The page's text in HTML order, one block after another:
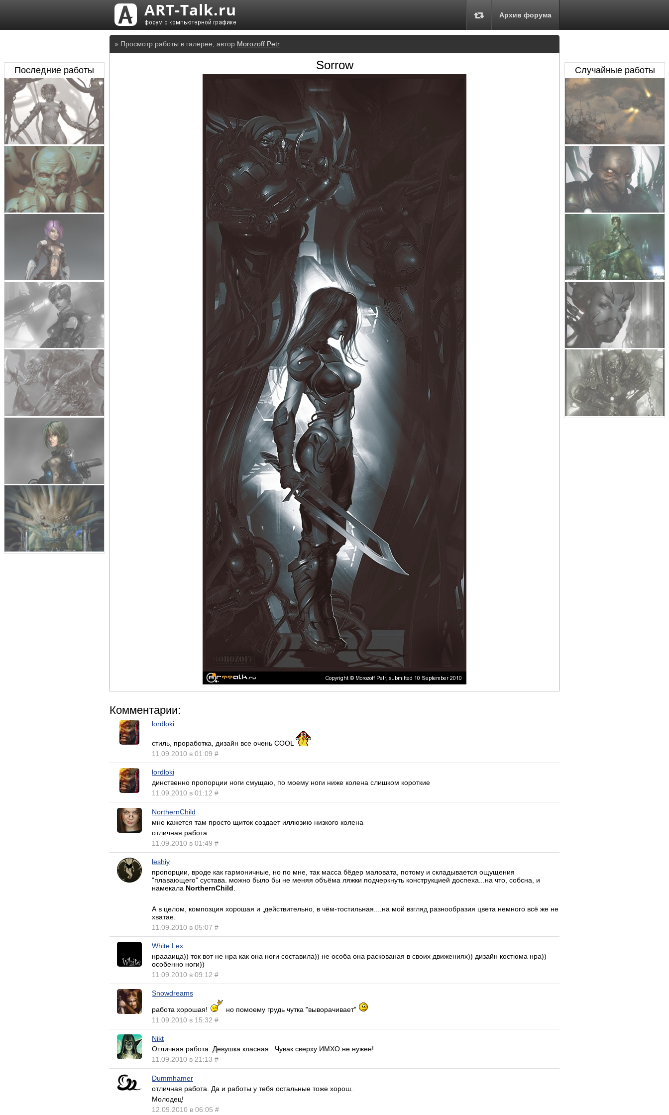
Архив форума
» Просмотр работы в галерее, автор Morozoff Petr
Sorrow
Комментарии:
lordloki
стиль, проработка, дизайн все очень COOL
11.09.2010 в 01:09 #
lordloki
динственно пропорции ноги смущаю, по моему ноги ниже колена слишком короткие
11.09.2010 в 01:12 #
NorthernChild
мне кажется там просто щиток создает иллюзию низкого колена
отличная работа
11.09.2010 в 01:49 #
leshiy
пропорции, вроде как гармоничные, но по мне, так масса бёдер маловата, потому и складывается ощущения
"плавающего" сустава. можно было бы не меняя объёма ляжки подчеркнуть конструкцией доспеха...на что, собсна, и
намекала NorthernChild
А в целом, композция хорошая и ,действительно, в чём-тостильная....на мой взгляд разнообразия цвета немного всё же не
хватае.
11.09.2010 в 05:07 #
White Lex
нраааица)) ток вот не нра как она ноги составила)) не особа она раскованая в своих движениях)) дизайн костюма нра))
особенно ноги))
11.09.2010 в 09:12 #
Snowdreams
работа хорошая!
но помоему грудь чутка "выворачивает"
11.09.2010 в 15:32 #
Nikt
Отличная работа. Девушка класная . Чувак сверху ИМХО не нужен!
11.09.2010 в 21:13 #
Dummhamer
отличная работа. Да и работы у тебя остальные тоже хорош.
Молодец!
12.09.2010 в 06:05 #
Последние работы Случайные работы